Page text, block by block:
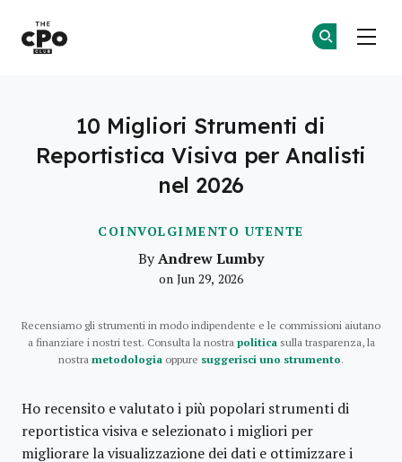
COINVOLGIMENTO UTENTE
10 Migliori Strumenti di
Reportistica Visiva per Analisti
nel 2026
ByAndrew Lumby
on Jun 29, 2026
Recensiamo gli strumenti in modo indipendente e le commissioni aiutano
a finanziare i nostri test. Consulta la nostra politica sulla trasparenza, la
nostra metodologia oppure suggerisci uno strumento.
Ho recensito e valutato i più popolari strumenti di
reportistica visiva e selezionato i migliori per
migliorare la visualizzazione dei dati e ottimizzare i